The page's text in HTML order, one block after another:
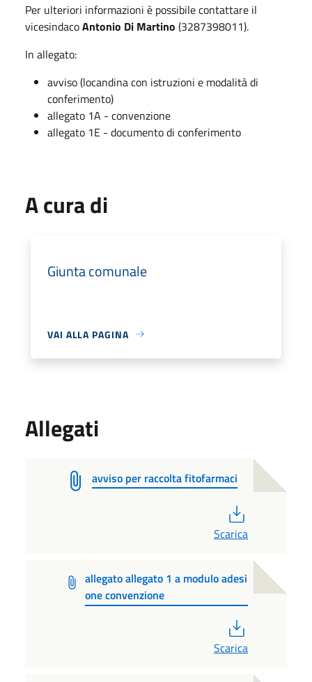
Per ulteriori informazioni è possibile contattare il
vicesindacoAntonio Di Martino (3287398011).
In allegato:
avviso (locandina con istruzioni e modalità di
conferimento)
allegato 1A - convenzione
allegato 1E - documento di conferimento
A cura di
Giunta comunale
VAI ALLA PAGINA
Allegati
avviso per raccolta fitofarmaci
Scarica
allegato allegato 1 a modulo adesi
one convenzione
Scarica